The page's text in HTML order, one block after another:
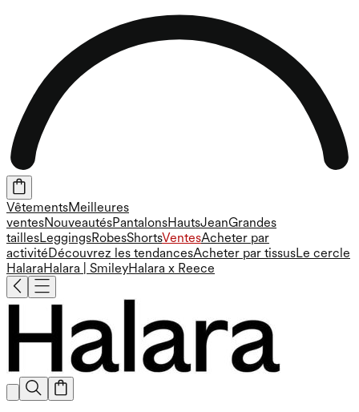
VêtementsMeilleures
ventesNouveautésPantalonsHautsJeanGrandes
taillesLeggingsRobesShortsVentesAcheter par
activitéDécouvrez les tendancesAcheter par tissusLe cercle
HalaraHalara | SmileyHalara x Reece